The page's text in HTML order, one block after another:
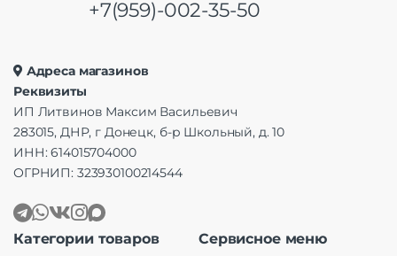
+7(959)-002-35-50
Адреса магазинов
Реквизиты
ИП Литвинов Максим Васильевич
283015, ДНР, г Донецк, б-р Школьный, д. 10
ИНН: 614015704000
ОГРНИП: 323930100214544
Категории товаров Сервисное меню